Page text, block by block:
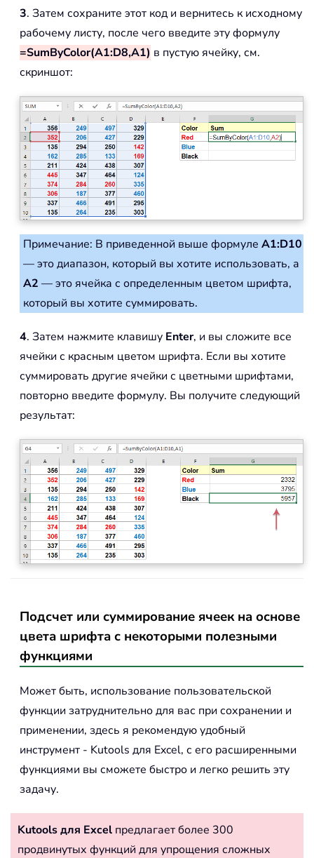
3. Затем сохраните этот код и вернитесь к исходному
рабочему листу, после чего введите эту формулу
=SumByColor(A1:D8,A1) в пустую ячейку, см.
скриншот:
Примечание: В приведенной выше формуле A1:D10
— это диапазон, который вы хотите использовать, а
A2 — это ячейка с определенным цветом шрифта,
который вы хотите суммировать.
4. Затем нажмите клавишу Enter, и вы сложите все
ячейки с красным цветом шрифта. Если вы хотите
суммировать другие ячейки с цветными шрифтами,
повторно введите формулу. Вы получите следующий
результат:
Подсчет или суммирование ячеек на основе
цвета шрифта с некоторыми полезными
функциями
Может быть, использование пользовательской
функции затруднительно для вас при сохранении и
применении, здесь я рекомендую удобный
инструмент - Kutools для Excel, с его расширенными
функциями вы сможете быстро и легко решить эту
задачу.
Kutools для Excel предлагает более 300
продвинутых функций для упрощения сложных